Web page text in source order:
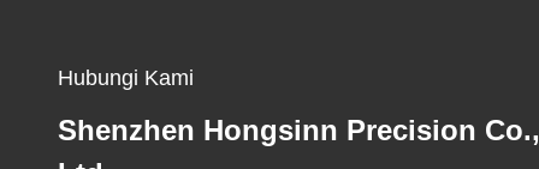
Hubungi Kami
Shenzhen Hongsinn Precision Co.,